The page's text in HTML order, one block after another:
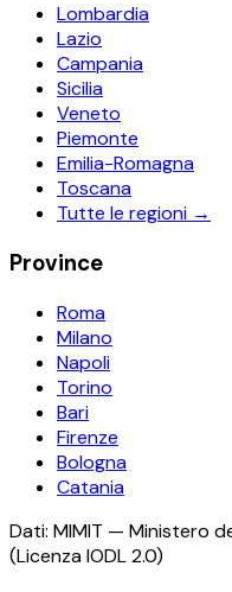
Lombardia
Lazio
Campania
Sicilia
Veneto
Piemonte
Emilia-Romagna
Toscana
Tutte le regioni →
Province
Roma
Milano
Napoli
Torino
Bari
Firenze
Bologna
Catania
Dati: MIMIT — Ministero
(Licenza IODL 2.0)